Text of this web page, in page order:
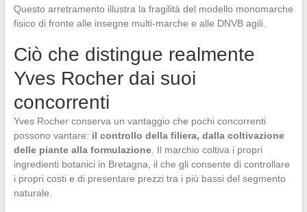
Questo arretramento illustra la fragilità del modello monomarche
fisico di fronte alle insegne multi-marche e alle DNVB agili.
Ciò che distingue realmente
Yves Rocher dai suoi
concorrenti
Yves Rocher conserva un vantaggio che pochi concorrenti
possono vantare: il controllo della filiera, dalla coltivazione
delle piante alla formulazione. Il marchio coltiva i propri
ingredienti botanici in Bretagna, il che gli consente di controllare
i propri costi e di presentare prezzi tra i più bassi del segmento
naturale.